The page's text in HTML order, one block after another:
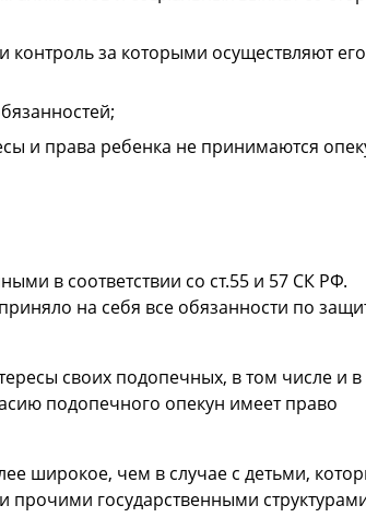
за которыми осуществляют его
и права ребенка не принимаются
в соответствии со ст.55 и 57 СК РФ.
на себя все обязанности по
своих подопечных, в том числе и в
подопечного опекун имеет право
широкое, чем в случае с детьми,
прочими государственными